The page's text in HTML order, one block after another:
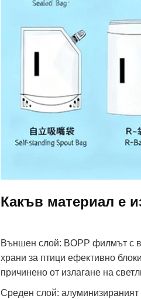
Какъв материал е
Външен слой: BOPP филмът с
храни за птици ефективно
причинено от излагане на
Среден слой: алуминизираният